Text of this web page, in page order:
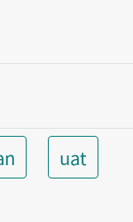
uat